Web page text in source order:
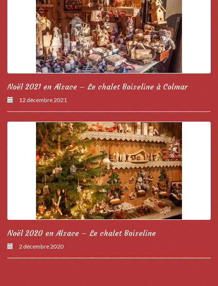
Noël 2021 en Alsace – Le chalet Boiseline à Colmar
12 décembre 2021
Noël 2020 en Alsace – Le chalet Boiseline
2 décembre 2020